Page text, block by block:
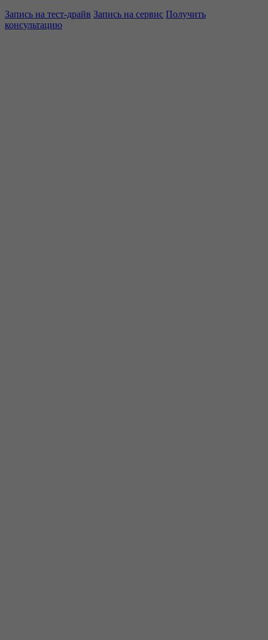
Запись на тест-драйв Запись на сервис Получить
консультацию